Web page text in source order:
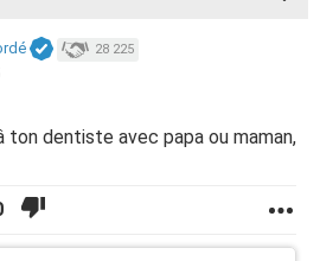
28 225
ton dentiste avec papa ou maman,